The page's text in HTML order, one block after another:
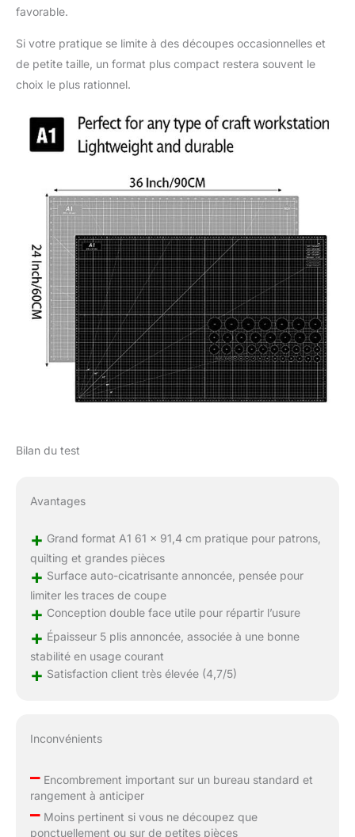
favorable.
Si votre pratique se limite à des découpes occasionnelles et
de petite taille, un format plus compact restera souvent le
choix le plus rationnel.
Bilan du test
Avantages
+ Grand format A1 61 x 91,4 cm pratique pour patrons,
quilting et grandes pièces
+ Surface auto-cicatrisante annoncée, pensée pour
limiter les traces de coupe
+ Conception double face utile pour répartir l’usure
+ Épaisseur 5 plis annoncée, associée à une bonne
stabilité en usage courant
+ Satisfaction client très élevée (4,7/5)
Inconvénients
–Encombrement important sur un bureau standard et
rangement à anticiper
–Moins pertinent si vous ne découpez que
ponctuellement ou sur de petites pièces